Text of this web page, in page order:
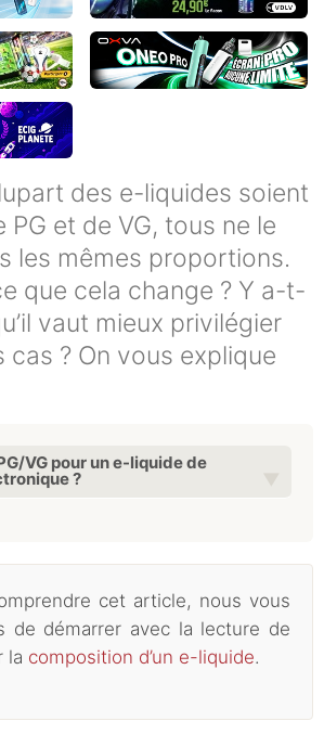
des e-liquides soient
et de VG, tous ne le
les mêmes proportions.
que cela change ? Y a-t-
vaut mieux privilégier
cas ? On vous explique
VG pour un e-liquide de
?
cet article, nous vous
de démarrer avec la lecture de
la composition d’un e-liquide.